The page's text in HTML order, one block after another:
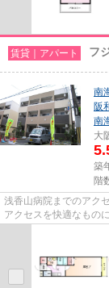
賃貸｜アパート フ
南
阪
南
大
築
階
浅香山病院までのアク
アクセスを快適なもの